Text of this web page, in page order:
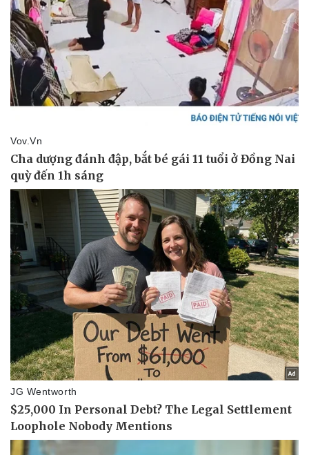
Pháp luật
Vụ án
Tin nóng
Tư vấn luật
Quân sự - Quốc phòng
Vũ khí
Việt Nam
Phân tích